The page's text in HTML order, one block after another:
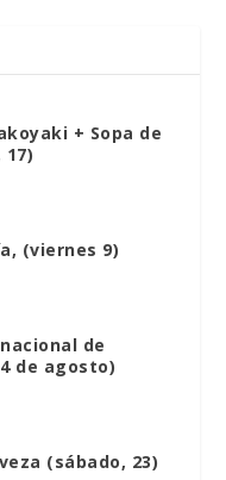
+ Sopa de
(viernes 9)
de
de agosto)
(sábado, 23)